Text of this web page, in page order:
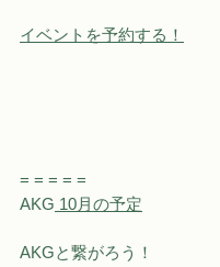
イベントを予約する！
= = = = =
AKG 10月の予定
AKGと繋がろう！